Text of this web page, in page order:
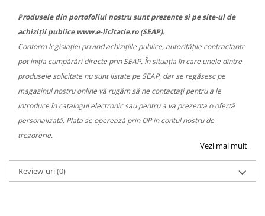
Produsele din portofoliul nostru sunt prezente si pe site-ul de
achiziții publice www.e-licitatie.ro (SEAP).
Conform legislației privind achizițiile publice, autoritățile contractante
pot iniția cumpărări directe prin SEAP. În situația în care unele dintre
produsele solicitate nu sunt listate pe SEAP, dar se regăsesc pe
magazinul nostru online vă rugăm să ne contactați pentru a le
introduce în catalogul electronic sau pentru a va prezenta o ofertă
personalizată. Plata se operează prin OP in contul nostru de
trezorerie.
Vezi mai mult
Review-uri(0)